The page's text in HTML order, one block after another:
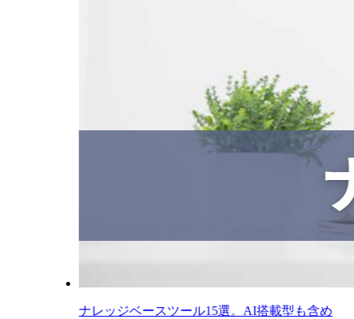
ナレッジベースツール15選。AI搭載型も含め